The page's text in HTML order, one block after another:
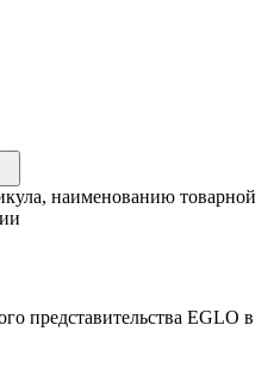
наименованию товарной
представительства EGLO в